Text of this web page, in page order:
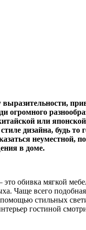
огромного
или
дизайна, будь то
в доме.
обивка мягкой
Чаще всего
стильных
гостиной